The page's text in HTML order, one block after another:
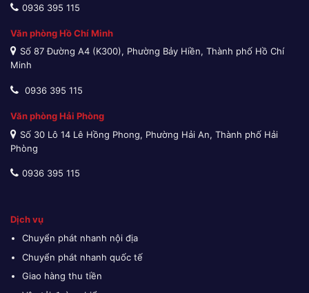
0936 395 115
Văn phòng Hồ Chí Minh
Số 87 Đường A4 (K300), Phường Bảy Hiền, Thành phố Hồ Chí
Minh
0936 395 115
Văn phòng Hải Phòng
Số 30 Lô 14 Lê Hồng Phong, Phường Hải An, Thành phố Hải
Phòng
0936 395 115
Dịch vụ
Chuyển phát nhanh nội địa
Chuyển phát nhanh quốc tế
Giao hàng thu tiền